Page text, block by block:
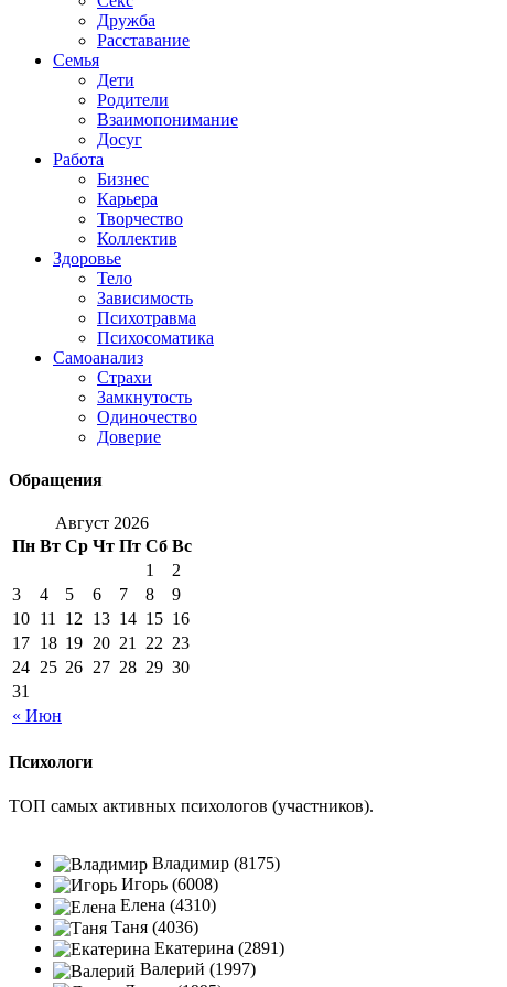
Дружба
Расставание
Семья
Дети
Родители
Взаимопонимание
Досуг
Работа
Бизнес
Карьера
Творчество
Коллектив
Здоровье
Тело
Зависимость
Психотравма
Психосоматика
Самоанализ
Страхи
Замкнутость
Одиночество
Доверие
Обращения
Август 2026
Пн Вт Ср Чт Пт Сб Вс
« Июн
1
2
3
4 5 6 7 8
9
10 11 12 13 14 15 16
17 18 19 20 21 22 23
24 25 26 27 28 29 30
31
Психологи
ТОП самых активных психологов (участников).
Владимир (8175)
Игорь (6008)
Елена (4310)
Таня (4036)
Екатерина (2891)
Валерий (1997)